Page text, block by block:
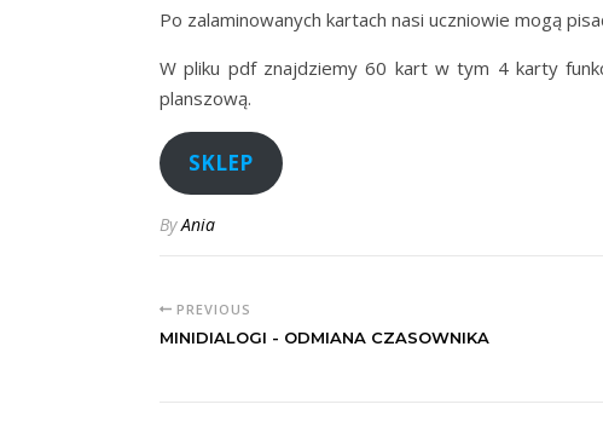
Po zalaminowanych kartach nasi uczniowie mogą
W pliku pdf znajdziemy 60 kart w tym 4 karty
planszową.
SKLEP
ByAnia
PREVIOUS
MINIDIALOGI - ODMIANA CZASOWNIKA